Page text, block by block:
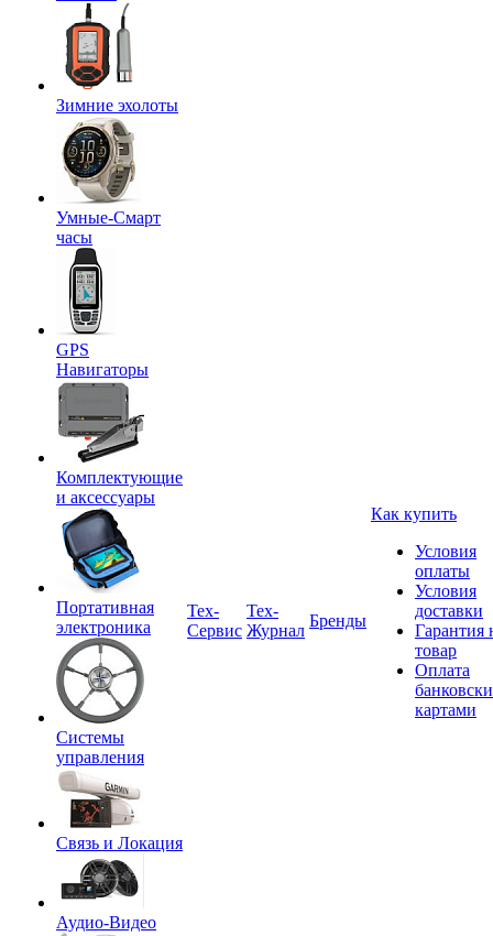
Зимние эхолоты
Умные-Смарт
часы
GPS
Навигаторы
Комплектующие
и аксессуары
Портативная
электроника
Системы
управления
Связь и Локация
Аудио-Видео
Tex-
Сервис
Тех-
Журнал
Бренды
Как купить
Условия
оплаты
Условия
доставки
Гарантия
товар
Оплата
картами